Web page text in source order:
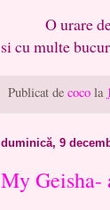
O urare de la
si cu multe
Publicat de coco la
duminică, 9
My Geisha-